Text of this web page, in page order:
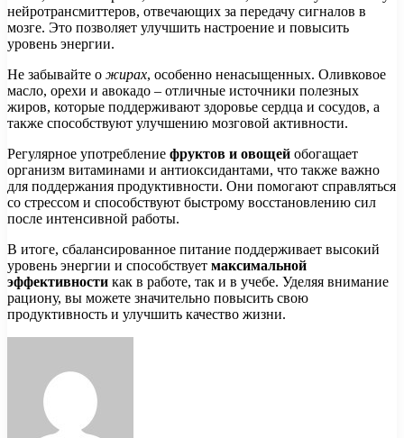
нейротрансмиттеров, отвечающих за передачу сигналов в
мозге. Это позволяет улучшить настроение и повысить
уровень энергии.
Не забывайте о жирах, особенно ненасыщенных. Оливковое
масло, орехи и авокадо – отличные источники полезных
жиров, которые поддерживают здоровье сердца и сосудов, а
также способствуют улучшению мозговой активности.
Регулярное употребление фруктов и овощей обогащает
организм витаминами и антиоксидантами, что также важно
для поддержания продуктивности. Они помогают справляться
со стрессом и способствуют быстрому восстановлению сил
после интенсивной работы.
В итоге, сбалансированное питание поддерживает высокий
уровень энергии и способствует максимальной
эффективности как в работе, так и в учебе. Уделяя внимание
рациону, вы можете значительно повысить свою
продуктивность и улучшить качество жизни.